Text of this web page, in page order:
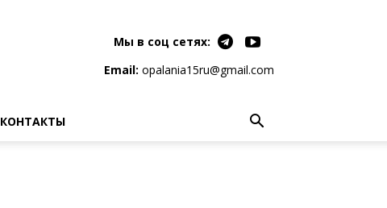
Мы в соц сетях:
Email: opalania15ru@gmail.com
КОНТАКТЫ